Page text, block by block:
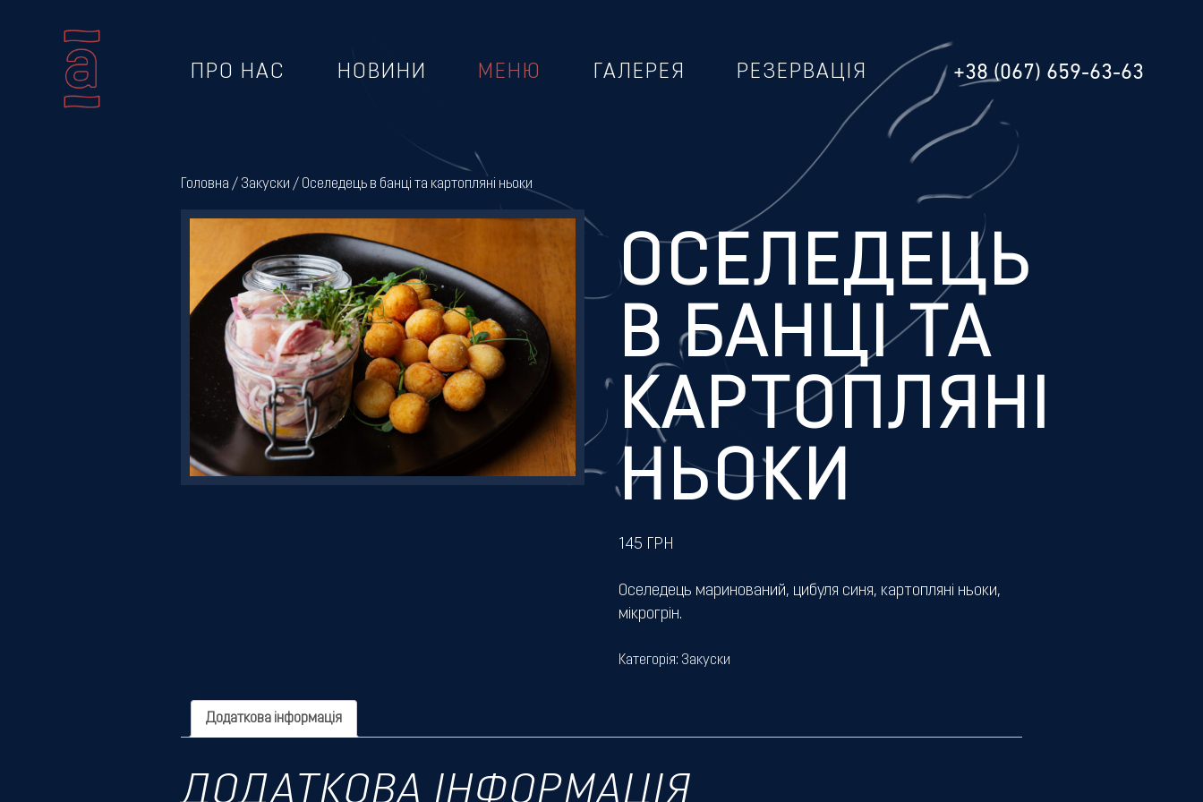
Резервація
ПРО НАС НОВИНИ МЕНЮ ГАЛЕРЕЯ РЕЗЕРВАЦІЯ +38 (067) 659-63-63
Головна / Закуски / Оселедець в банці та картопляні ньоки
ОСЕЛЕДЕЦЬ
В БАНЦІ ТА
КАРТОПЛЯНІ
НЬОКИ
145 ГРН
Оселедець маринований, цибуля синя, картопляні ньоки,
мікрогрін.
Категорія: Закуски
Додаткова інформація
ДОДАТКОВА ІНФОРМАЦІЯ